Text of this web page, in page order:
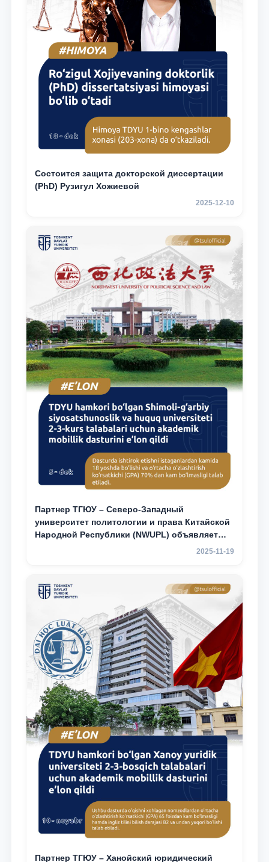
Состоится защита докторской диссертации
(PhD) Рузигул Xoжиевой
2025-12-10
Партнер ТГЮУ – Северо-Западный
университет политологии и права Китайской
Народной Республики (NWUPL) объявляет
программу академической мобильности для
2025-11-19
Партнер ТГЮУ – Ханойский юридический